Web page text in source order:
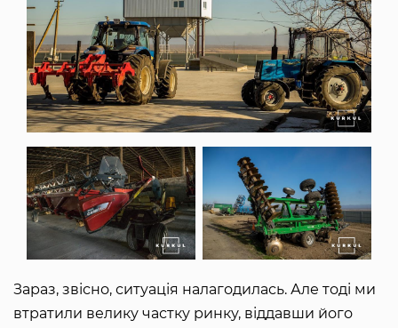
Зараз, звісно, ситуація налагодилась. Але тоді ми
втратили велику частку ринку, віддавши його